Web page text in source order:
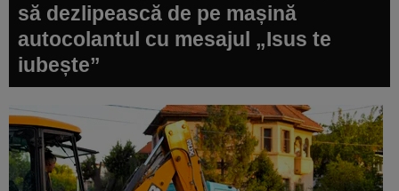
să dezlipească de pe mașină
autocolantul cu mesajul „Isus te
iubește”